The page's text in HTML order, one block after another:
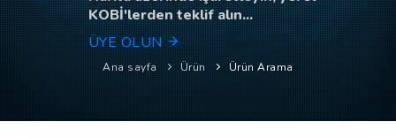
NASIL ÇALIŞIR?
YARDIM
KOBİ'lerden teklif alın...
ÜYE OLUN
Ana sayfa Ürün Ürün Arama